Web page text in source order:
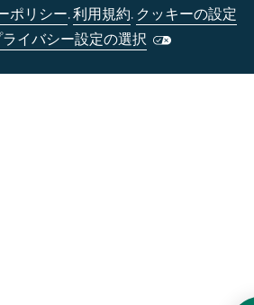
ポリシー.利用規約. クッキーの設定
ライバシー設定の選択